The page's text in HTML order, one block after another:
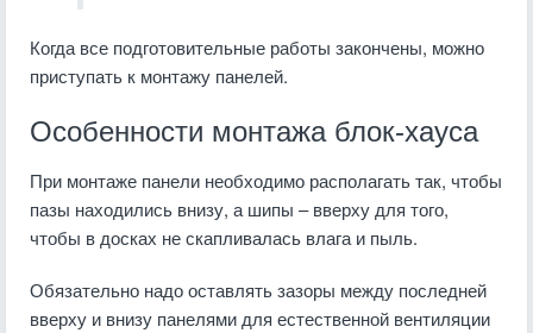
Когда все подготовительные работы закончены, можно
приступать к монтажу панелей.
Особенности монтажа блок-хауса
При монтаже панели необходимо располагать так, чтобы
пазы находились внизу, а шипы – вверху для того,
чтобы в досках не скапливалась влага и пыль.
Обязательно надо оставлять зазоры между последней
вверху и внизу панелями для естественной вентиляции